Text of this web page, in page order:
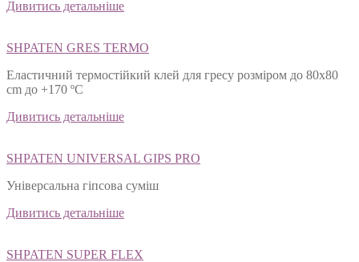
Дивитись детальніше
SHPATEN GRES TERMO
Еластичний термостійкий клей для гресу розміром до 80х80
cm до +170 ºС
Дивитись детальніше
SHPATEN UNIVERSAL GIPS PRO
Універсальна гіпсова суміш
Дивитись детальніше
SHPATEN SUPER FLEX